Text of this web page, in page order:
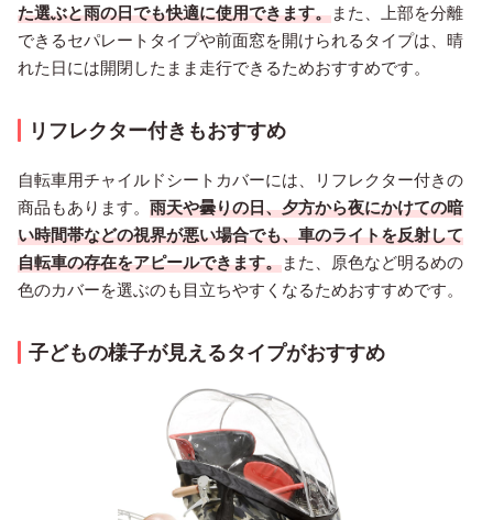
た選ぶと雨の日でも快適に使用できます。また、上部を分離
できるセパレートタイプや前面窓を開けられるタイプは、晴
れた日には開閉したまま走行できるためおすすめです。
リフレクター付きもおすすめ
自転車用チャイルドシートカバーには、リフレクター付きの
商品もあります。 雨天や曇りの日、夕方から夜にかけての暗
い時間帯などの視界が悪い場合でも、車のライトを反射して
自転車の存在をアピールできます。また、原色など明るめの
色のカバーを選ぶのも目立ちやすくなるためおすすめです。
子どもの様子が見えるタイプがおすすめ